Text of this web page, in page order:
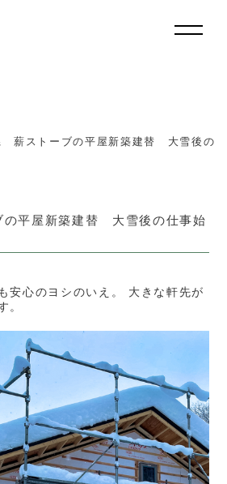
薪ストーブの平屋新築建替 大雪後の
平屋新築建替 大雪後の仕事始
安心のヨシのいえ。 大きな軒先が
。